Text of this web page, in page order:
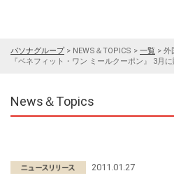
パソナグループ> NEWS＆TOPICS > 一覧 > 外
『ベネフィット・ワン ミールクーポン』 3月
News＆Topics
2011.01.27